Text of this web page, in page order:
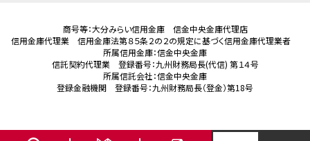
商号等：大分みらい信用金庫 信金中央金庫代理店
信用金庫代理業 信用金庫法第８５条２の２の規定に基づく信用金庫代理業者
所属信用金庫：信金中央金庫
信託契約代理業 登録番号：九州財務局長(代信) 第１４号
所属信託会社：信金中央金庫
登録金融機関 登録番号：九州財務局長（登金）第18号